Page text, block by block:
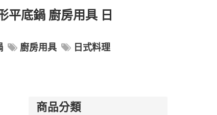
平底鍋 廚房用具 日
廚房用具 日式料理
商品分類